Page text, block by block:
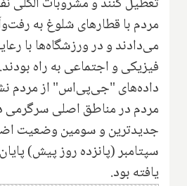
مردم با قطارهای شلوغ به
می‌دادند و در ورزشگاه‌ها با
فیزیکی و اجتماعی به راه
داده‌های "جی‌پی‌اس" از مردم
مردم در مناطق اصلی سرگرمی
سپتامبر (پانزده روز پیش)
یافته بود.